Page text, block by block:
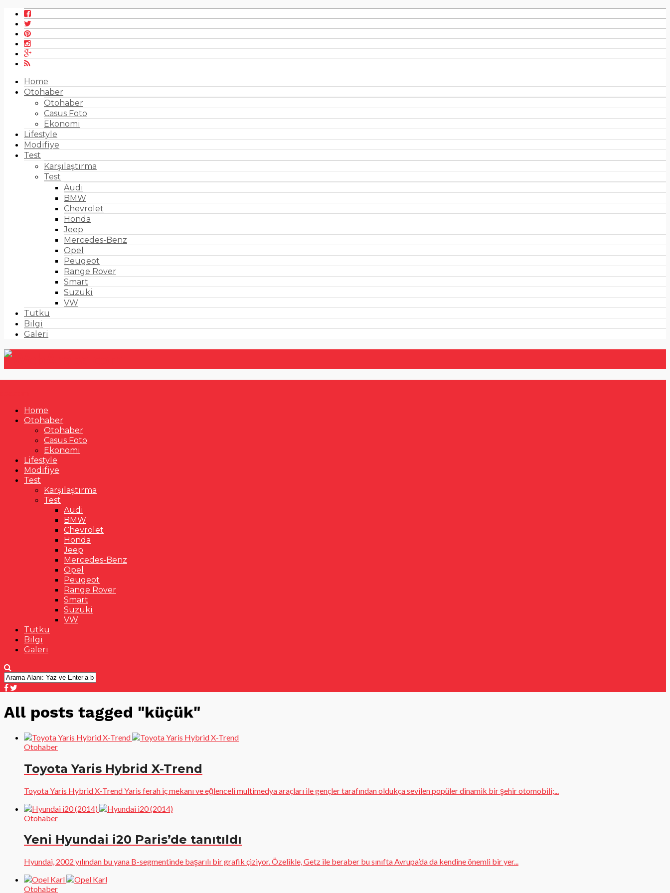
Home
Otohaber
Otohaber
Casus Foto
Ekonomi
Lifestyle
Modifiye
Test
Karşılaştırma
Test
Audi
BMW
Chevrolet
Honda
Jeep
Mercedes-Benz
Opel
Peugeot
Range Rover
Smart
Suzuki
VW
Tutku
Bilgi
Galeri
Home
Otohaber
Otohaber
Casus Foto
Ekonomi
Lifestyle
Modifiye
Test
Karşılaştırma
Test
Audi
BMW
Chevrolet
Honda
Jeep
Mercedes-Benz
Opel
Peugeot
Range Rover
Smart
Suzuki
VW
Tutku
Bilgi
Galeri
All posts tagged "küçük"
Otohaber
Toyota Yaris Hybrid X-Trend
Toyota Yaris Hybrid X-Trend Yaris ferah iç mekanı ve eğlenceli multimedya araçları ile gençler tarafından oldukça sevilen popüler dinamik bir şehir otomobili;...
Otohaber
Yeni Hyundai i20 Paris’de tanıtıldı
Hyundai, 2002 yılından bu yana B-segmentinde başarılı bir grafik çiziyor. Özelikle, Getz ile beraber bu sınıfta Avrupa’da da kendine önemli bir yer...
Otohaber